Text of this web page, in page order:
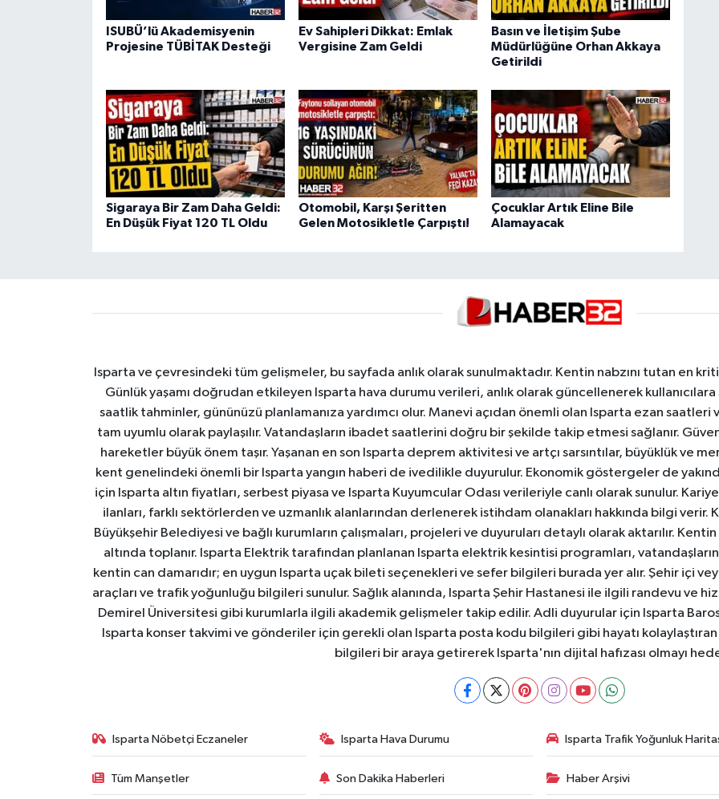
ISUBÜ’lü Akademisyenin
Projesine TÜBİTAK Desteği
Ev Sahipleri Dikkat: Emlak
Vergisine Zam Geldi
Basın ve İletişim Şube
Müdürlüğüne Orhan Akkaya
Getirildi
Sigaraya Bir Zam Daha Geldi:
En Düşük Fiyat 120 TL Oldu
Otomobil, Karşı Şeritten
Gelen Motosikletle Çarpıştı!
Çocuklar Artık Eline Bile
Alamayacak
Isparta ve çevresindeki tüm gelişmeler, bu sayfada anlık olarak sunulmaktadır. Kentin nabzını tutan en
Günlük yaşamı doğrudan etkileyen Isparta hava durumu verileri, anlık olarak güncellenerek
saatlik tahminler, gününüzü planlamanıza yardımcı olur. Manevi açıdan önemli olan Isparta ezan
tam uyumlu olarak paylaşılır. Vatandaşların ibadet saatlerini doğru bir şekilde takip etmesi sağlanır.
hareketler büyük önem taşır. Yaşanan en son Isparta deprem aktivitesi ve artçı sarsıntılar, büyüklük ve
kent genelindeki önemli bir Isparta yangın haberi de ivedilikle duyurulur. Ekonomik göstergeler de
için Isparta altın fiyatları, serbest piyasa ve Isparta Kuyumcular Odası verileriyle canlı olarak sunulur.
ilanları, farklı sektörlerden ve uzmanlık alanlarından derlenerek istihdam olanakları hakkında bilgi verir.
Büyükşehir Belediyesi ve bağlı kurumların çalışmaları, projeleri ve duyuruları detaylı olarak aktarılır.
altında toplanır. Isparta Elektrik tarafından planlanan Isparta elektrik kesintisi programları,
kentin can damarıdır; en uygun Isparta uçak bileti seçenekleri ve sefer bilgileri burada yer alır. Şehir içi
araçları ve trafik yoğunluğu bilgileri sunulur. Sağlık alanında, Isparta Şehir Hastanesi ile ilgili randevu ve
Demirel Üniversitesi gibi kurumlarla ilgili akademik gelişmeler takip edilir. Adli duyurular için Isparta
Isparta konser takvimi ve gönderiler için gerekli olan Isparta posta kodu bilgileri gibi hayatı
bilgileri bir araya getirerek Isparta'nın dijital hafızası olmayı
Isparta Nöbetçi Eczaneler Isparta Hava Durumu Isparta Trafik Yoğunluk
Tüm Manşetler Son Dakika Haberleri Haber Arşivi